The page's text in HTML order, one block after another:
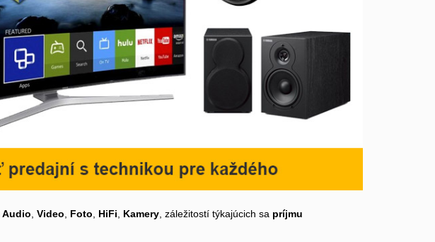
Audio Video Foto HiFi Kamery , záležitostí týkajúcich sa príjmu